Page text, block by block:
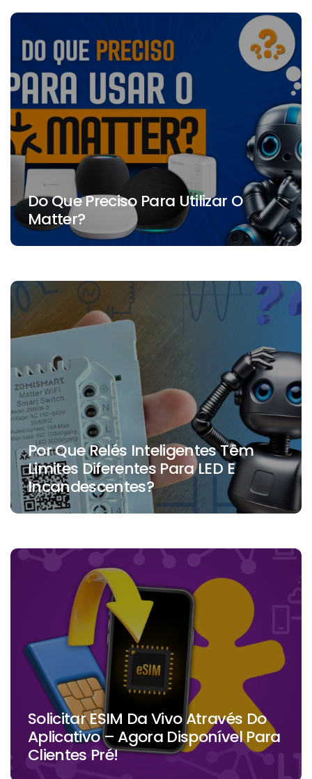
Do Que Preciso Para Utilizar O
Matter?
Por Que Relés Inteligentes Têm
Limites Diferentes Para LED E
Incandescentes?
Solicitar ESIM Da Vivo Através Do
Aplicativo – Agora Disponível Para
Clientes Pré!